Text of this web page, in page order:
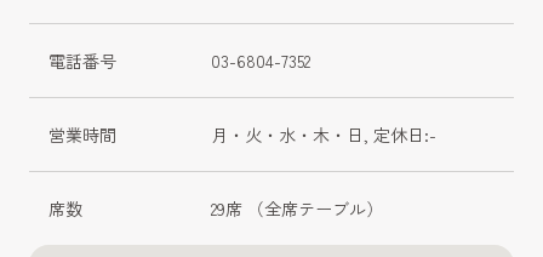
電話番号 03-6804-7352
営業時間 月・火・水・木・日, 定休日:-
席数 29席 （全席テーブル）